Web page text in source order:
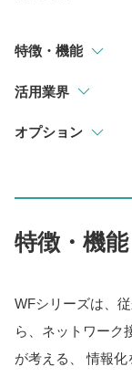
特徴・機能
活用業界
オプション
特徴・機能
WFシリーズは、
ら、ネットワーク
が考える、 情報